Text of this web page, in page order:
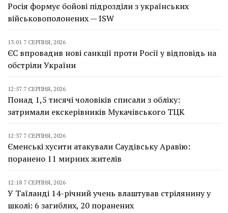
Росія формує бойові підрозділи з українських
військовополонених — ISW
13:01 7 СЕРПНЯ, 2026
ЄС впровадив нові санкції проти Росії у відповідь на
обстріли України
12:57 7 СЕРПНЯ, 2026
Понад 1,5 тисячі чоловіків списали з обліку:
затримали екскерівників Мукачівського ТЦК
12:37 7 СЕРПНЯ, 2026
Єменські хусити атакували Саудівську Аравію:
поранено 11 мирних жителів
12:18 7 СЕРПНЯ, 2026
У Таїланді 14-річний учень влаштував стрілянину у
школі: 6 загиблих, 20 поранених